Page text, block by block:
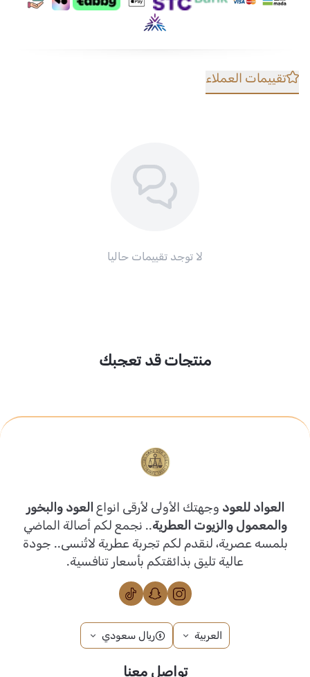
تقييمات العملاء
لا توجد تقييمات حاليا
منتجات قد تعجبك
العواد للعود وجهتك الأولى لأرقى انواع العود والبخور
والمعمول والزيوت العطرية.. نجمع لكم أصالة الماضي
بلمسه عصرية، لنقدم لكم تجربة عطرية لاتُنسى.. جودة
عالية تليق بذائقتكم بأسعار تنافسية.
العربية ريال سعودي
تواصل معنا